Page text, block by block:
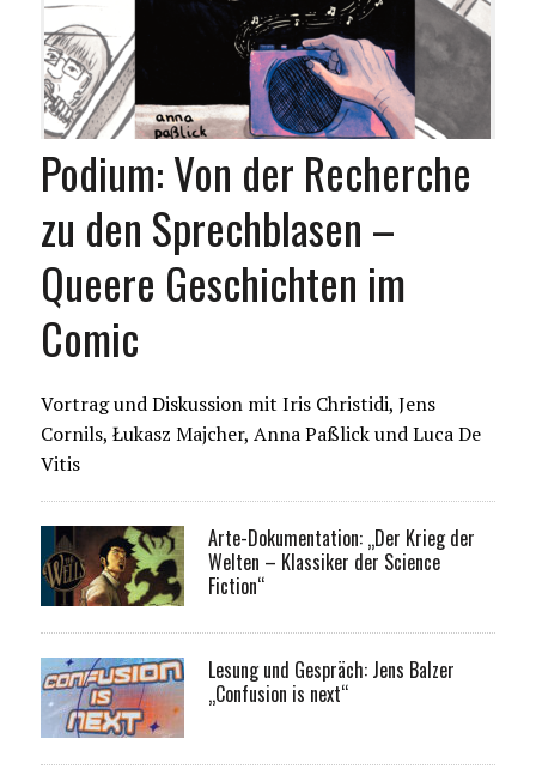
Podium: Von der Recherche
zu den Sprechblasen –
Queere Geschichten im
Comic
Vortrag und Diskussion mit Iris Christidi, Jens
Cornils, Łukasz Majcher, Anna Paßlick und Luca De
Vitis
Arte-Dokumentation: „Der Krieg der
Welten – Klassiker der Science
Fiction“
Lesung und Gespräch: Jens Balzer
„Confusion is next“